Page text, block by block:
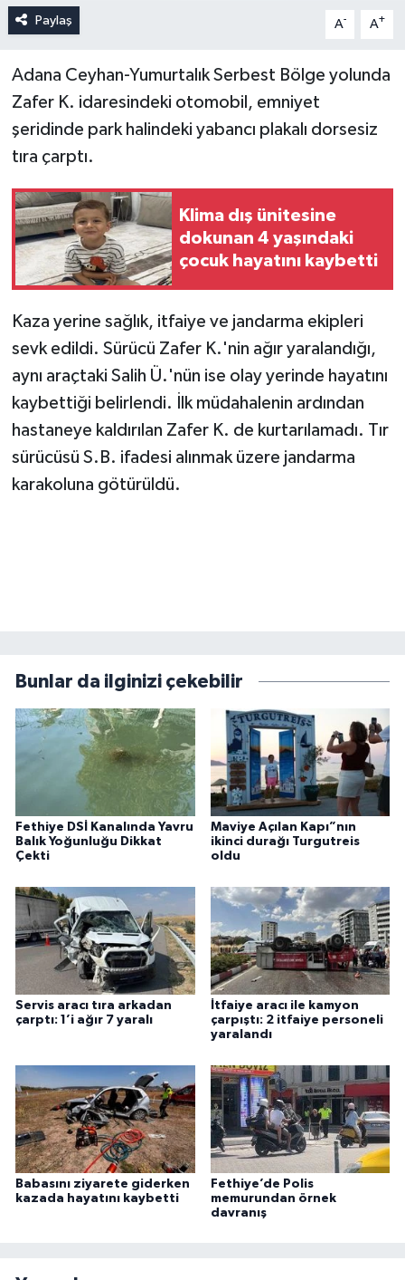
Paylaş A- A+
Adana Ceyhan-Yumurtalık Serbest Bölge yolunda
Zafer K. idaresindeki otomobil, emniyet
şeridinde park halindeki yabancı plakalı dorsesiz
tıra çarptı.
Klima dış ünitesine
dokunan 4 yaşındaki
çocuk hayatını kaybetti
Kaza yerine sağlık, itfaiye ve jandarma ekipleri
sevk edildi. Sürücü Zafer K.'nin ağır yaralandığı,
aynı araçtaki Salih Ü.'nün ise olay yerinde hayatını
kaybettiği belirlendi. İlk müdahalenin ardından
hastaneye kaldırılan Zafer K. de kurtarılamadı. Tır
sürücüsü S.B. ifadesi alınmak üzere jandarma
karakoluna götürüldü.
Bunlar da ilginizi çekebilir
Fethiye DSİ Kanalında Yavru
Balık Yoğunluğu Dikkat
Çekti
Maviye Açılan Kapı”nın
ikinci durağı Turgutreis
oldu
Servis aracı tıra arkadan
çarptı: 1’i ağır 7 yaralı
İtfaiye aracı ile kamyon
çarpıştı: 2 itfaiye personeli
yaralandı
Babasını ziyarete giderken
kazada hayatını kaybetti
Fethiye’de Polis
memurundan örnek
davranış